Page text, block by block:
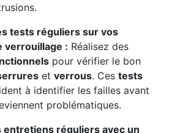
tests réguliers sur vos
verrouillage : Réalisez des
pour vérifier le bon
et verrous. Ces tests
à identifier les failles avant
problématiques.
entretiens réguliers avec un